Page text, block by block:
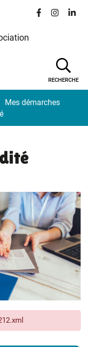
d'accessibilité
Lien vers le
Lien vers
Lien
RECHERCHE
Mes démarches